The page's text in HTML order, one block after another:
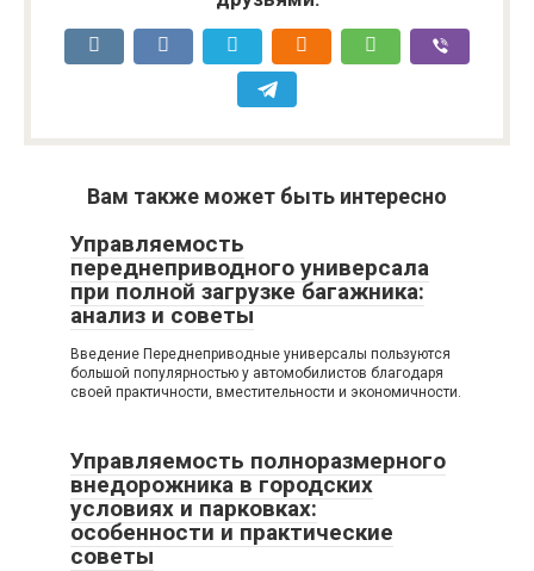
Вам также может быть интересно
Управляемость
переднеприводного универсала
при полной загрузке багажника:
анализ и советы
Введение Переднеприводные универсалы пользуются
большой популярностью у автомобилистов благодаря
своей практичности, вместительности и экономичности.
Управляемость полноразмерного
внедорожника в городских
условиях и парковках:
особенности и практические
советы